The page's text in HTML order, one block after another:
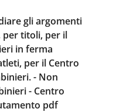
gli argomenti
per titoli, per il
in ferma
per il Centro
- Non
- Centro
pdf